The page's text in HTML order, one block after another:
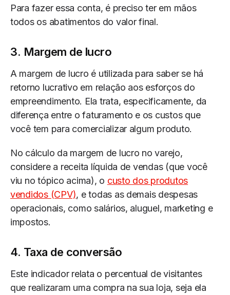
Para fazer essa conta, é preciso ter em mãos
todos os abatimentos do valor final.
3. Margem de lucro
A margem de lucro é utilizada para saber se há
retorno lucrativo em relação aos esforços do
empreendimento. Ela trata, especificamente, da
diferença entre o faturamento e os custos que
você tem para comercializar algum produto.
No cálculo da margem de lucro no varejo,
considere a receita líquida de vendas (que você
viu no tópico acima), o custo dos produtos
vendidos (CPV), e todas as demais despesas
operacionais, como salários, aluguel, marketing e
impostos.
4. Taxa de conversão
Este indicador relata o percentual de visitantes
que realizaram uma compra na sua loja, seja ela